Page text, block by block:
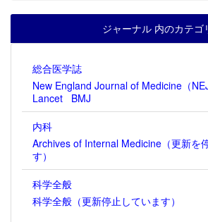
ジャーナル 内のカテゴ
総合医学誌
New England Journal of Medicine（
Lancet
BMJ
内科
Archives of Internal Medicine（更新を
す）
科学全般
科学全般（更新停止しています）